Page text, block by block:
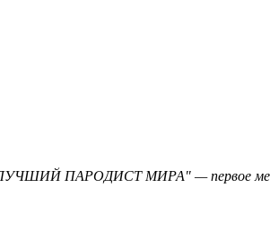
ЛУЧШИЙ ПАРОДИСТ МИРА" — первое